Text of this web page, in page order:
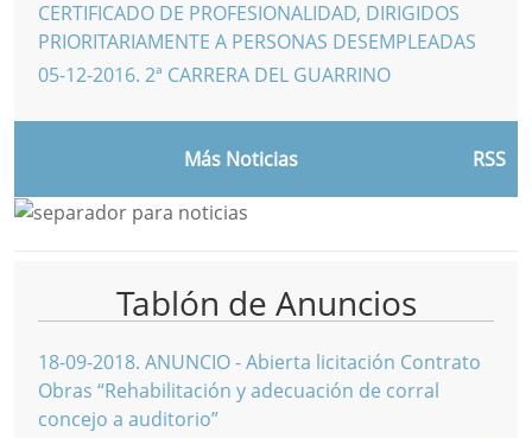
CERTIFICADO DE PROFESIONALIDAD, DIRIGIDOS
PRIORITARIAMENTE A PERSONAS DESEMPLEADAS
05-12-2016. 2ª CARRERA DEL GUARRINO
Más Noticias RSS
Tablón de Anuncios
18-09-2018. ANUNCIO - Abierta licitación Contrato
Obras “Rehabilitación y adecuación de corral
concejo a auditorio”